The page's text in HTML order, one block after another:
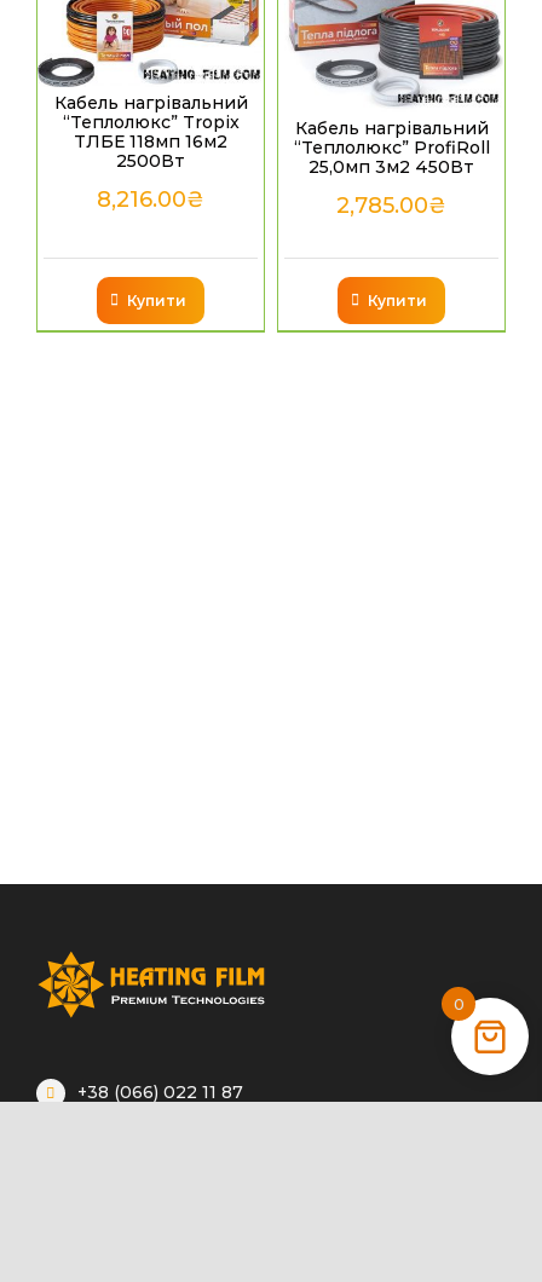
Кабель нагрівальний
“Теплолюкс” Tropix
ТЛБЕ 118мп 16м2
2500Вт
8,216.00₴
Купити
Кабель нагрівальний
“Теплолюкс” ProfiRoll
25,0мп 3м2 450Вт
2,785.00₴
Купити
+38 (066) 022 11 87
0